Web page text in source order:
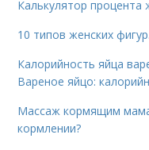
Калькулятор процента
10 типов женских фигур.
Калорийность яйца
Вареное яйцо:
Массаж кормящим
кормлении?